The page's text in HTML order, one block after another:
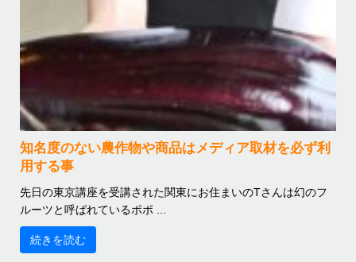
知名度のない農作物や商品はメディア取材を必ず利
用する事
先日の東京講座を受講された関東にお住まいのTさんは幻のフ
ルーツと呼ばれているポポ ...
続きを読む